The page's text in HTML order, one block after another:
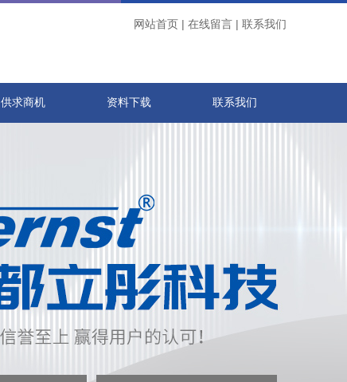
网站首页 | 在线留言 | 联系我们
供求商机 资料下载 联系我们